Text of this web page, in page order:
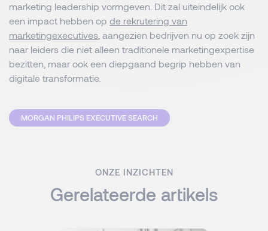
marketing leadership vormgeven. Dit zal uiteindelijk ook
een impact hebben op de rekrutering van
marketingexecutives , aangezien bedrijven nu op zoek zijn
naar leiders die niet alleen traditionele marketingexpertise
bezitten, maar ook een diepgaand begrip hebben van
digitale transformatie.
MORGAN PHILIPS EXECUTIVE SEARCH
ONZE INZICHTEN
Gerelateerde artikels